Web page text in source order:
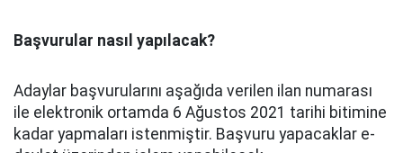
Başvurular nasıl yapılacak?
Adaylar başvurularını aşağıda verilen ilan numarası
ile elektronik ortamda 6 Ağustos 2021 tarihi bitimine
kadar yapmaları istenmiştir. Başvuru yapacaklar e-